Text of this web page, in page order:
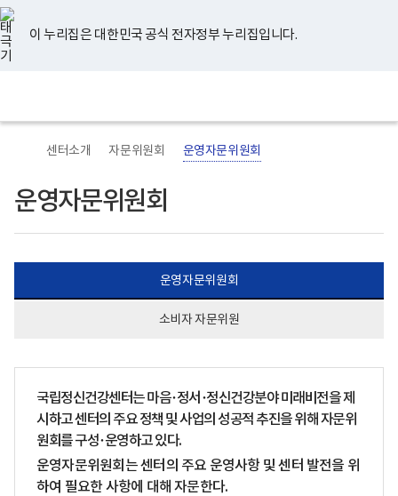
너
비
767px
이
하
이 누리집은 대한민국 공식 전자정부 누리집입니다.
지
검
메
홈
센터소개 자문위원회 운영자문위원회
운영자문위원회
본
문
시
작
운영자문위원회
소비자 자문위원
국립정신건강센터는 마음･정서･정신건강분야 미래비전을 제
시하고 센터의 주요 정책 및 사업의 성공적 추진을 위해 자문위
원회를 구성･운영하고 있다.
운영자문위원회는 센터의 주요 운영사항 및 센터 발전을 위
하여 필요한 사항에 대해 자문한다.
본
문
종
료
유
튜
브
페
이
스
북
인
스
타
그
램
블
로
그